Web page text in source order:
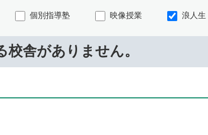
個別指導塾 映像授業 浪人生
校舎がありません。